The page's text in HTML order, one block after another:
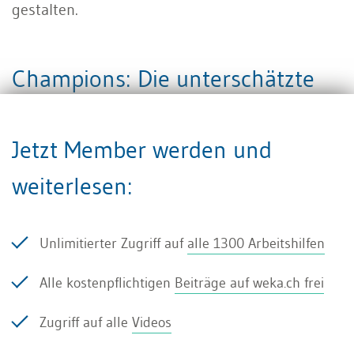
gestalten.
Champions: Die unterschätzte
Adoption entsteht nie gleichzeitig im ganzen
genannt, sind der wichtigste Hebel.
Wer ist der beste Champion? Nicht zwingend die
technisch Interessierteren. Oft sind es
Jetzt Member werden und
weiterlesen:
Unlimitierter Zugriff auf alle 1300 Arbeitshilfen
Alle kostenpflichtigen Beiträge auf weka.ch frei
Zugriff auf alle Videos